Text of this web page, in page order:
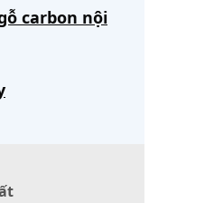
carbon nội